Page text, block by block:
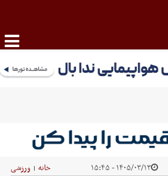
۱۴۰۵/۰۳/۱۳ - ۱۵:۴۵ خانه | ورزشی